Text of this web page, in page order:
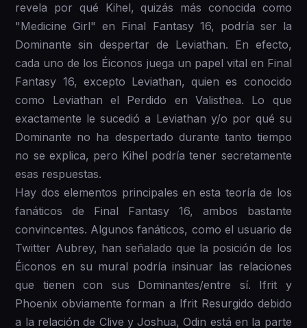
revela por qué Kihel, quizás más conocida como
"Medicine Girl" en Final Fantasy 16, podría ser la
Dominante sin despertar de Leviathan. En efecto,
cada uno de los Éiconos juega un papel vital en Final
Fantasy 16, excepto Leviathan, quien es conocido
como Leviathan el Perdido en Valisthea. Lo que
exactamente le sucedió a Leviathan y/o por qué su
Dominante no ha despertado durante tanto tiempo
no se explica, pero Kihel podría tener secretamente
esas respuestas.
Hay dos elementos principales en esta teoría de los
fanáticos de Final Fantasy 16, ambos bastante
convincentes. Algunos fanáticos, como el usuario de
Twitter Aubrey, han señalado que la posición de los
Éiconos en su mural podría insinuar las relaciones
que tienen con sus Dominantes/entre sí. Ifrit y
Phoenix obviamente forman a Ifrit Resurgido debido
a la relación de Clive y Joshua, Odin está en la parte